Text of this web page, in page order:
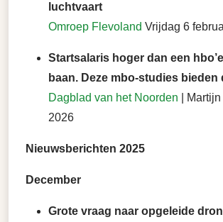
luchtvaart
Omroep Flevoland Vrijdag 6
Startsalaris hoger dan een
baan. Deze mbo-studies
Dagblad van het Noorden |
2026
Nieuwsberichten 2025
December
Grote vraag naar opgeleide